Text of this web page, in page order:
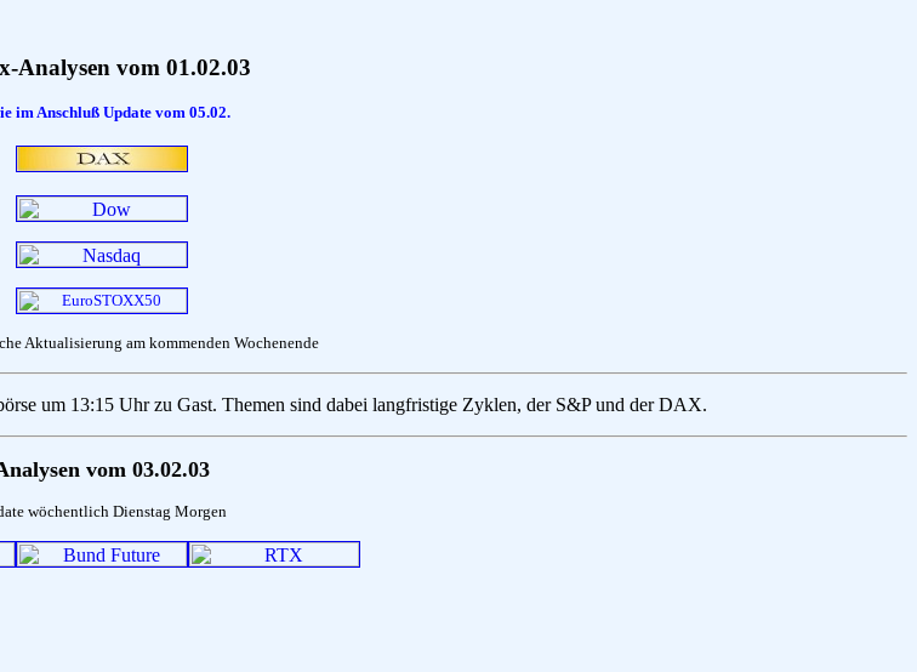
Analysen vom 01.02.03
im Anschluß Update vom 05.02.
Aktualisierung am kommenden Wochenende
um 13:15 Uhr zu Gast. Themen sind dabei langfristige Zyklen, der S&P und der DAX.
vom 03.02.03
wöchentlich Dienstag Morgen